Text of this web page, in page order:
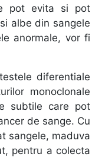
pot evita si pot
albe din sangele
anormale, vor fi
diferentiale
monoclonale
subtile care pot
de sange. Cu
sangele, maduva
pentru a colecta